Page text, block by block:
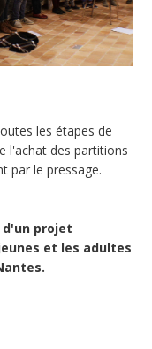
les étapes de
l'achat des partitions
par le pressage.
d'un projet
et les adultes